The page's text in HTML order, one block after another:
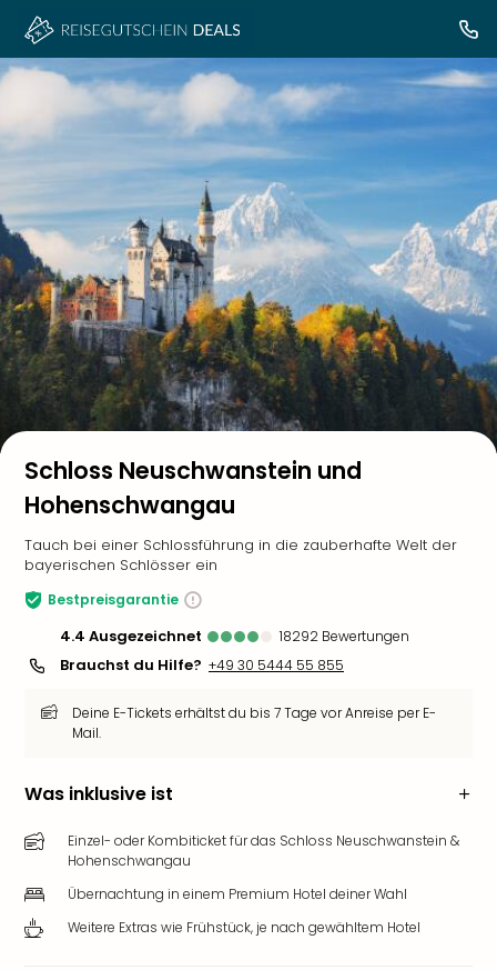
Schloss Neuschwanstein und
Hohenschwangau
Tauch bei einer Schlossführung in die zauberhafte Welt der
bayerischen Schlösser ein
Bestpreisgarantie
4.4 ausgezeichnet 18292 Bewertungen
Brauchst du Hilfe? +49 30 5444 55 855
Deine E-Tickets erhältst du bis 7 Tage vor Anreise per E-
Mail.
Was inklusive ist
Einzel- oder Kombiticket für das Schloss Neuschwanstein &
Hohenschwangau
Übernachtung in einem Premium Hotel deiner Wahl
Weitere Extras wie Frühstück, je nach gewähltem Hotel